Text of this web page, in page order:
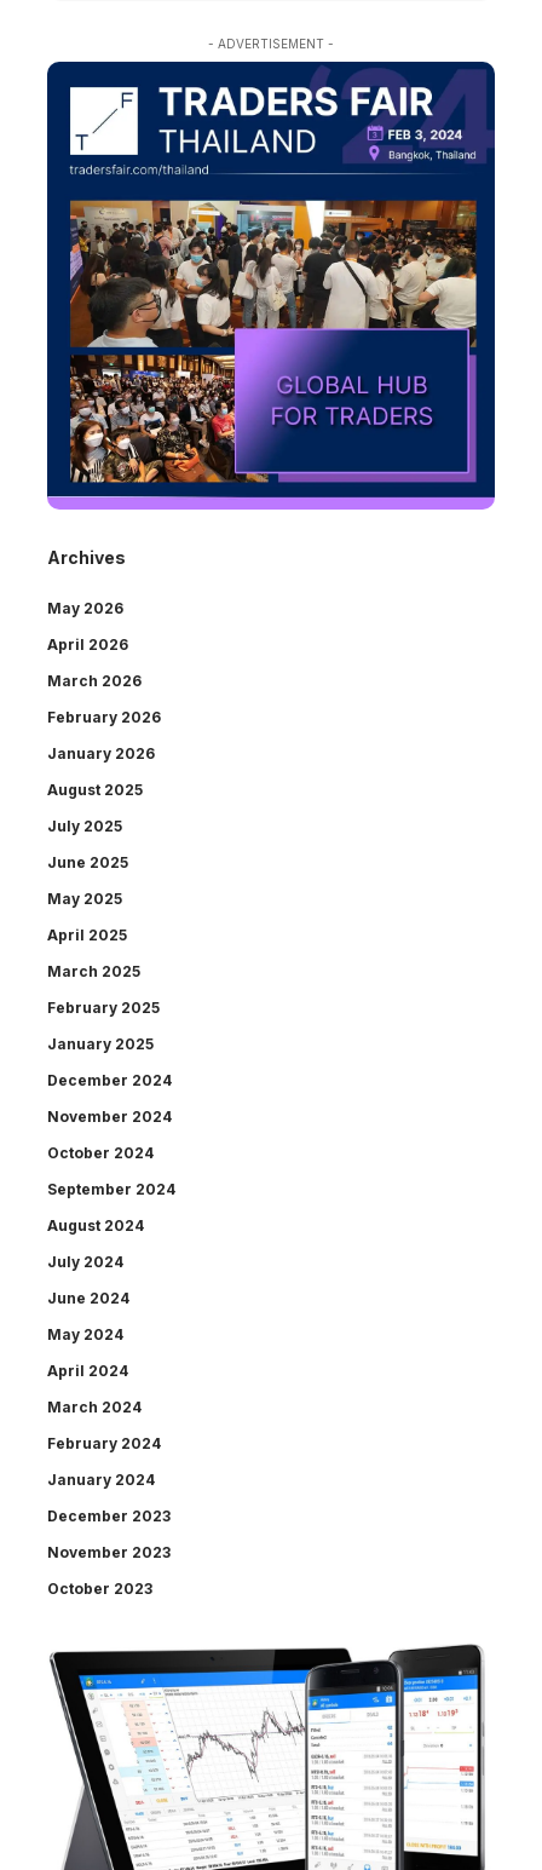
- ADVERTISEMENT -
Archives
May 2026
April 2026
March 2026
February 2026
January 2026
August 2025
July 2025
June 2025
May 2025
April 2025
March 2025
February 2025
January 2025
December 2024
November 2024
October 2024
September 2024
August 2024
July 2024
June 2024
May 2024
April 2024
March 2024
February 2024
January 2024
December 2023
November 2023
October 2023